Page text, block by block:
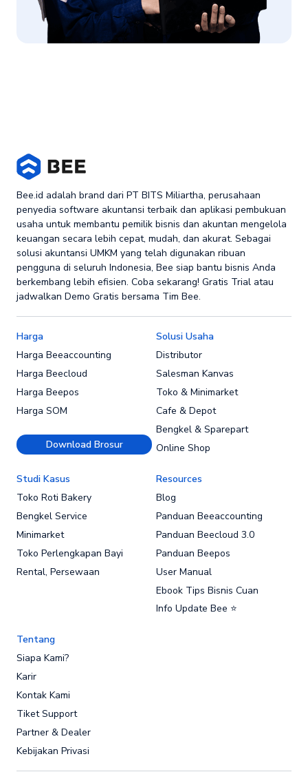
Bee.id adalah brand dari PT BITS Miliartha, perusahaan
penyedia software akuntansi terbaik dan aplikasi pembukuan
usaha untuk membantu pemilik bisnis dan akuntan mengelola
keuangan secara lebih cepat, mudah, dan akurat. Sebagai
solusi akuntansi UMKM yang telah digunakan ribuan
pengguna di seluruh Indonesia, Bee siap bantu bisnis Anda
berkembang lebih efisien. Coba sekarang! Gratis Trial atau
jadwalkan Demo Gratis bersama Tim Bee.
Harga
Harga Beeaccounting
Harga Beecloud
Harga Beepos
Harga SOM
Download Brosur
Solusi Usaha
Distributor
Salesman Kanvas
Toko & Minimarket
Cafe & Depot
Bengkel & Sparepart
Online Shop
Studi Kasus
Toko Roti Bakery
Bengkel Service
Minimarket
Toko Perlengkapan Bayi
Rental, Persewaan
Resources
Blog
Panduan Beeaccounting
Panduan Beecloud 3.0
Panduan Beepos
User Manual
Ebook Tips Bisnis Cuan
Info Update Bee ⭐
Tentang
Siapa Kami?
Karir
Kontak Kami
Tiket Support
Partner & Dealer
Kebijakan Privasi